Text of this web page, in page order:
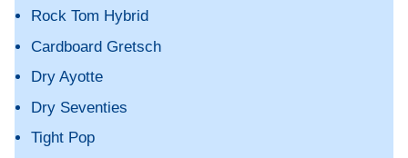
Rock Tom Hybrid
Cardboard Gretsch
Dry Ayotte
Dry Seventies
Tight Pop